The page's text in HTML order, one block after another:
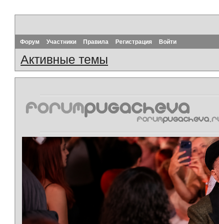
Форум Участники Правила Регистрация Войти
Активные темы